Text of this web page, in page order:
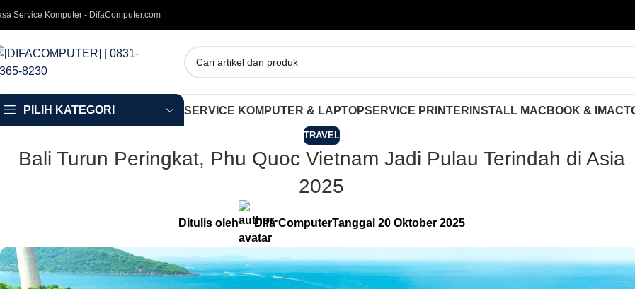
Service Komputer - DifaComputer.com
PILIH KATEGORI SERVICE KOMPUTER & LAPTOPSERVICE PRINTER INSTALL MACBOOK & IMAC
TRAVEL
Bali Turun Peringkat, Phu Quoc Vietnam Jadi Pulau Terindah di Asia
2025
Ditulis oleh Difa ComputerTanggal 20 Oktober 2025